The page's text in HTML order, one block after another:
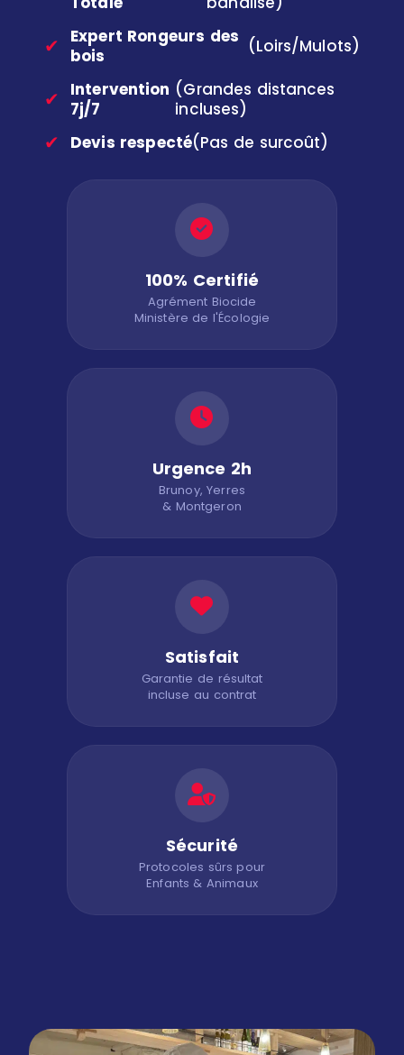
✔
Expert Rongeurs des
bois
(Loirs/Mulots)
✔
Intervention
7j/7
(Grandes distances
incluses)
✔ Devis respecté(Pas de surcoût)
100% Certifié
Agrément Biocide
Ministère de l'Écologie
Urgence 2h
Brunoy, Yerres
& Montgeron
Satisfait
Garantie de résultat
incluse au contrat
Sécurité
Protocoles sûrs pour
Enfants & Animaux